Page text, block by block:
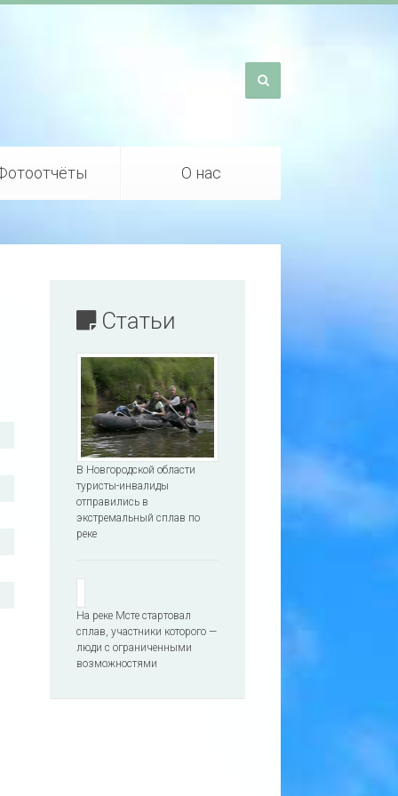
О нас
Статьи
В Новгородской области
туристы-инвалиды
отправились в
экстремальный сплав по
реке
На реке Мсте стартовал
сплав, участники которого —
люди с ограниченными
возможностями